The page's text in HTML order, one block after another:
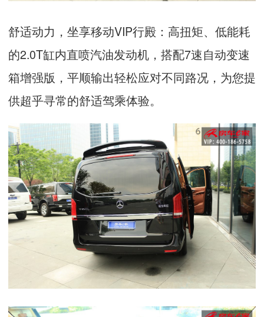
舒适动力，坐享移动VIP行殿：高扭矩、低能耗
的2.0T缸内直喷汽油发动机，搭配7速自动变速
箱增强版，平顺输出轻松应对不同路况，为您提
供超乎寻常的舒适驾乘体验。